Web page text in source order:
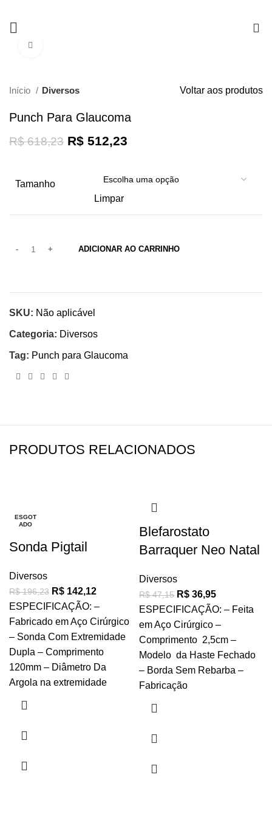
Início Diversos Voltar aos produtos
Punch Para Glaucoma
R$618,23 R$ 512,23
Tamanho
Limpar
ADICIONAR AO CARRINHO
SKU: Não aplicável
Categoria: Diversos
Tag: Punch para Glaucoma
PRODUTOS RELACIONADOS
Sonda Pigtail
Diversos
R$196,23 R$ 142,12
ESPECIFICAÇÃO: –
Fabricado em Aço Cirúrgico
– Sonda Com Extremidade
Dupla – Comprimento
120mm – Diâmetro Da
Argola na extremidade
Blefarostato
Barraquer Neo Natal
Diversos
R$47,15 R$ 36,95
ESPECIFICAÇÃO: – Feita
em Aço Cirúrgico –
Comprimento 2,5cm –
Modelo da Haste Fechado
– Borda Sem Rebarba –
Fabricação
ESGOT
ADO
ESGOT
ADO